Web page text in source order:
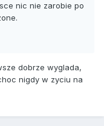
nic nie zarobie po
dobrze wyglada,
nigdy w zyciu na